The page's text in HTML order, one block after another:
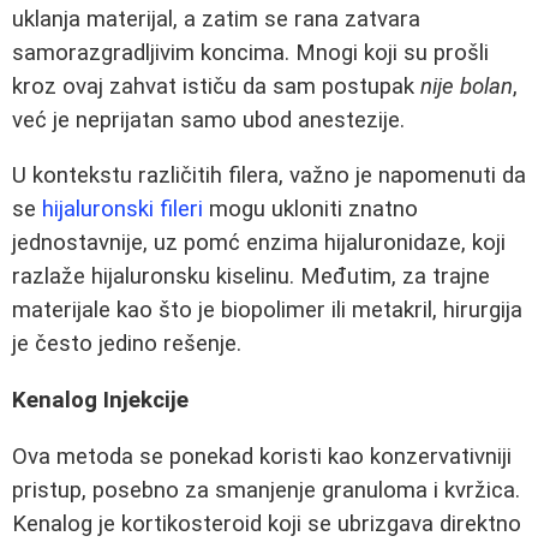
uklanja materijal, a zatim se rana zatvara
samorazgradljivim koncima. Mnogi koji su prošli
kroz ovaj zahvat ističu da sam postupak nije bolan,
već je neprijatan samo ubod anestezije.
U kontekstu različitih filera, važno je napomenuti da
se hijaluronski fileri mogu ukloniti znatno
jednostavnije, uz pomć enzima hijaluronidaze, koji
razlaže hijaluronsku kiselinu. Međutim, za trajne
materijale kao što je biopolimer ili metakril, hirurgija
je često jedino rešenje.
Kenalog Injekcije
Ova metoda se ponekad koristi kao konzervativniji
pristup, posebno za smanjenje granuloma i kvržica.
Kenalog je kortikosteroid koji se ubrizgava direktno